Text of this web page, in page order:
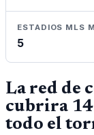
ESTADIOS MLS
5
La red de
cubrira 14
todo el